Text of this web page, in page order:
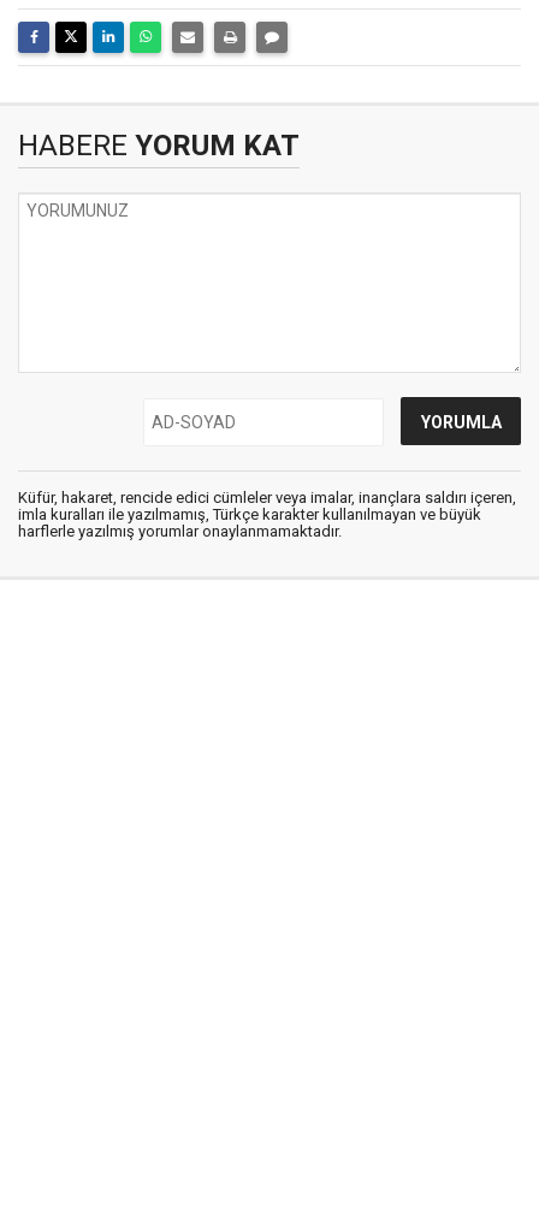
HABERE YORUM KAT
Küfür, hakaret, rencide edici cümleler veya imalar, inançlara saldırı içeren,
imla kuralları ile yazılmamış, Türkçe karakter kullanılmayan ve büyük
harflerle yazılmış yorumlar onaylanmamaktadır.